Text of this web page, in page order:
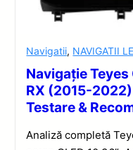
Navigatii, NAVIGATII
Navigație
RX (2015-
Testare &
Analiză completă